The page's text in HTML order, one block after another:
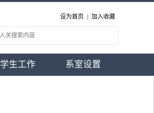
设为首页 加入收藏
学生工作 系室设置